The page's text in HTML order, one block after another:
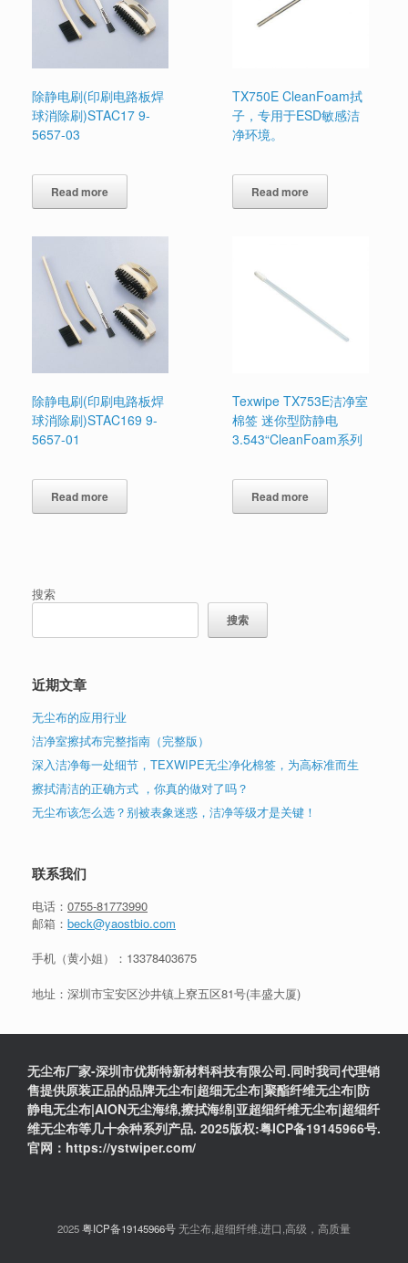
除静电刷(印刷电路板焊
球消除刷)STAC17 9-
5657-03
Read more
TX750E CleanFoam拭
子，专用于ESD敏感洁
净环境。
Read more
除静电刷(印刷电路板焊
球消除刷)STAC169 9-
5657-01
Read more
Texwipe TX753E洁净室
棉签 迷你型防静电
3.543“CleanFoam系列
Read more
搜索
搜索
近期文章
无尘布的应用行业
洁净室擦拭布完整指南（完整版）
深入洁净每一处细节，TEXWIPE无尘净化棉签，为高标准而生
擦拭清洁的正确方式 ，你真的做对了吗？
无尘布该怎么选？别被表象迷惑，洁净等级才是关键！
联系我们
电话： 0755-81773990
邮箱： beck@yaostbio.com
手机（黄小姐）： 13378403675
地址：深圳市宝安区沙井镇上寮五区81号(丰盛大厦)
无尘布厂家-深圳市优斯特新材料科技有限公司.同时我司代理销
售提供原装正品的品牌无尘布|超细无尘布|聚酯纤维无尘布|防
静电无尘布|AION无尘海绵,擦拭海绵|亚超细纤维无尘布|超细纤
维无尘布等几十余种系列产品. 2025版权:粤ICP备19145966号.
官网：https://ystwiper.com/
2025粤ICP备19145966号无尘布,超细纤维,进口,高级，高质量